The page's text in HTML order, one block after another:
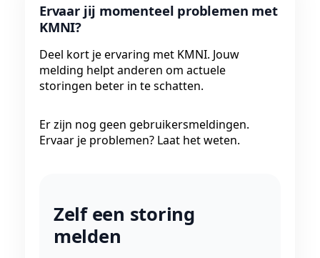
Ervaar jij momenteel problemen met
KMNI?
Deel kort je ervaring met KMNI. Jouw
melding helpt anderen om actuele
storingen beter in te schatten.
Er zijn nog geen gebruikersmeldingen.
Ervaar je problemen? Laat het weten.
Zelf een storing
melden